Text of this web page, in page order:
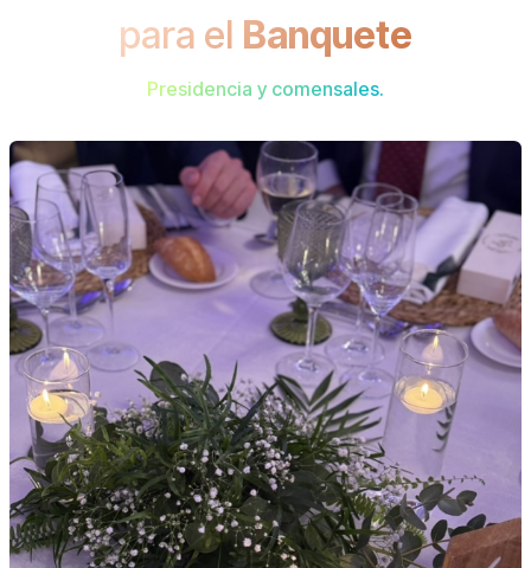
para el Banquete
Presidencia y comensales.